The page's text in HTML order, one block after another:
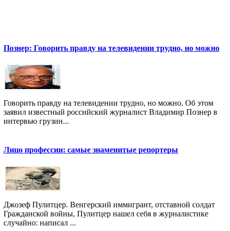
Познер: Говорить правду на телевидении трудно, но можно
Говорить правду на телевидении трудно, но можно. Об этом
заявил известный российский журналист Владимир Познер в
интервью грузин...
Лицо профессии: самые знаменитые репортеры
Джозеф Пулитцер. Венгерский иммигрант, отставной солдат
Гражданской войны, Пулитцер нашел себя в журналистике
случайно: написал ...